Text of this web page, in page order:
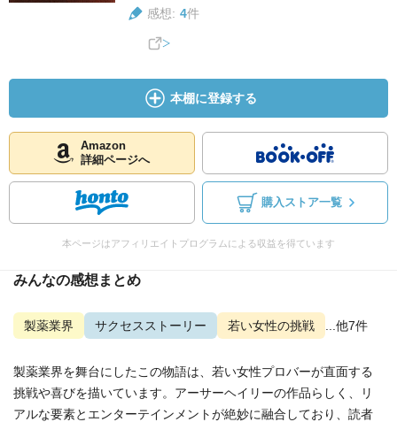
感想: 4件
本棚に登録する
Amazon
詳細ページへ
購入ストア一覧
本ページはアフィリエイトプログラムによる収益を得ています
みんなの感想まとめ
製薬業界 サクセスストーリー 若い女性の挑戦 ...他7件
製薬業界を舞台にしたこの物語は、若い女性プロバーが直面する
挑戦や喜びを描いています。アーサーヘイリーの作品らしく、リ
アルな要素とエンターテインメントが絶妙に融合しており、読者